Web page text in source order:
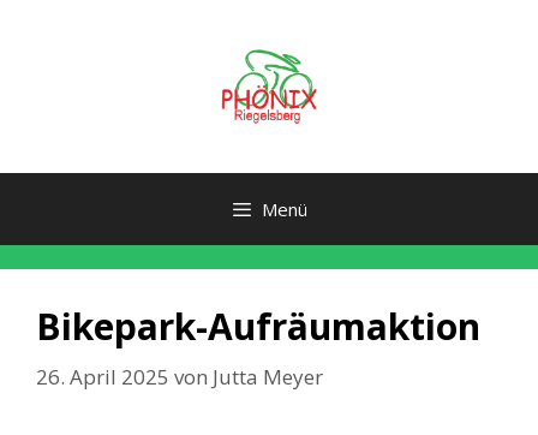
Menü
Bikepark-Aufräumaktion
26. April 2025 von Jutta Meyer